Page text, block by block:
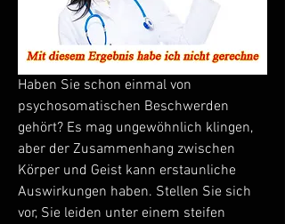
Haben Sie schon einmal von
psychosomatischen Beschwerden
gehört? Es mag ungewöhnlich klingen,
aber der Zusammenhang zwischen
Körper und Geist kann erstaunliche
Auswirkungen haben. Stellen Sie sich
vor, Sie leiden unter einem steifen